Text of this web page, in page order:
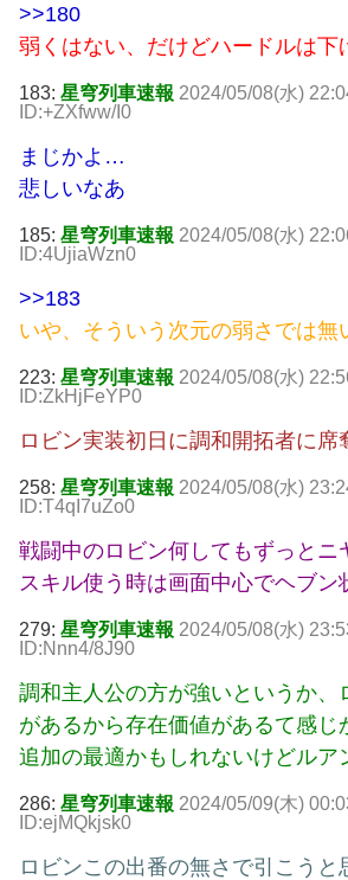
>>180
弱くはない、だけどハードルは下
183: 星穹列車速報 2024/05/08(水)
ID:+ZXfww/I0
まじかよ…
悲しいなあ
185: 星穹列車速報 2024/05/08(水)
ID:4UjiaWzn0
>>183
いや、そういう次元の弱さでは無
223: 星穹列車速報 2024/05/08(水)
ID:ZkHjFeYP0
ロビン実装初日に調和開拓者に席
258: 星穹列車速報 2024/05/08(水)
ID:T4qI7uZo0
戦闘中のロビン何してもずっとニ
スキル使う時は画面中心でヘブン
279: 星穹列車速報 2024/05/08(水)
ID:Nnn4/8J90
調和主人公の方が強いというか、
があるから存在価値があるて感じ
追加の最適かもしれないけどルア
286: 星穹列車速報 2024/05/09(木)
ID:ejMQkjsk0
ロビンこの出番の無さで引こうと